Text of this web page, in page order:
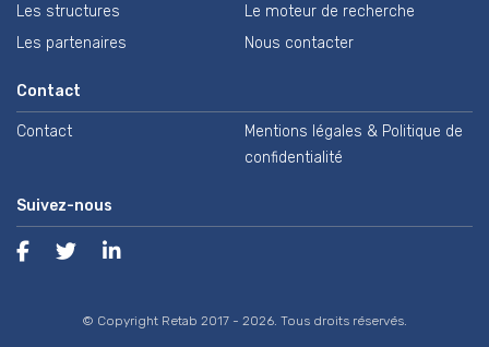
Les structures
Le moteur de recherche
Les partenaires
Nous contacter
Contact
Contact
Mentions légales & Politique de
confidentialité
Suivez-nous
© Copyright Retab 2017 - 2026. Tous droits réservés.